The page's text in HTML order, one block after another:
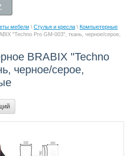
мебели \ Стулья и кресла \ Компьютерные
"Techno Pro GM-003", ткань, черное/серое,
BRABIX "Techno
черное/серое,